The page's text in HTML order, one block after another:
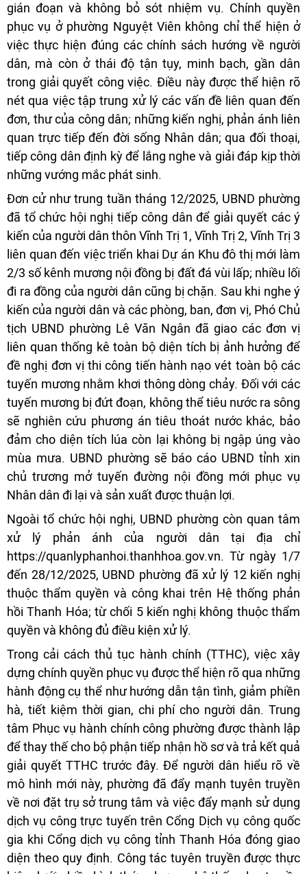
gián đoạn và không bỏ sót nhiệm vụ. Chính quyền
phục vụ ở phường Nguyệt Viên không chỉ thể hiện ở
việc thực hiện đúng các chính sách hướng về người
dân, mà còn ở thái độ tận tụy, minh bạch, gần dân
trong giải quyết công việc. Điều này được thể hiện rõ
nét qua việc tập trung xử lý các vấn đề liên quan đến
đơn, thư của công dân; những kiến nghị, phản ánh liên
quan trực tiếp đến đời sống Nhân dân; qua đối thoại,
tiếp công dân định kỳ để lắng nghe và giải đáp kịp thời
những vướng mắc phát sinh.
Đơn cử như trung tuần tháng 12/2025, UBND phường
đã tổ chức hội nghị tiếp công dân để giải quyết các ý
kiến của người dân thôn Vĩnh Trị 1, Vĩnh Trị 2, Vĩnh Trị 3
liên quan đến việc triển khai Dự án Khu đô thị mới làm
2/3 số kênh mương nội đồng bị đất đá vùi lấp; nhiều lối
đi ra đồng của người dân cũng bị chặn. Sau khi nghe ý
kiến của người dân và các phòng, ban, đơn vị, Phó Chủ
tịch UBND phường Lê Văn Ngân đã giao các đơn vị
liên quan thống kê toàn bộ diện tích bị ảnh hưởng để
đề nghị đơn vị thi công tiến hành nạo vét toàn bộ các
tuyến mương nhằm khơi thông dòng chảy. Đối với các
tuyến mương bị đứt đoạn, không thể tiêu nước ra sông
sẽ nghiên cứu phương án tiêu thoát nước khác, bảo
đảm cho diện tích lúa còn lại không bị ngập úng vào
mùa mưa. UBND phường sẽ báo cáo UBND tỉnh xin
chủ trương mở tuyến đường nội đồng mới phục vụ
Nhân dân đi lại và sản xuất được thuận lợi.
Ngoài tổ chức hội nghị, UBND phường còn quan tâm
xử lý phản ánh của người dân tại địa chỉ
https://quanlyphanhoi.thanhhoa.gov.vn. Từ ngày 1/7
đến 28/12/2025, UBND phường đã xử lý 12 kiến nghị
thuộc thẩm quyền và công khai trên Hệ thống phản
hồi Thanh Hóa; từ chối 5 kiến nghị không thuộc thẩm
quyền và không đủ điều kiện xử lý.
Trong cải cách thủ tục hành chính (TTHC), việc xây
dựng chính quyền phục vụ được thể hiện rõ qua những
hành động cụ thể như hướng dẫn tận tình, giảm phiền
hà, tiết kiệm thời gian, chi phí cho người dân. Trung
tâm Phục vụ hành chính công phường được thành lập
để thay thế cho bộ phận tiếp nhận hồ sơ và trả kết quả
giải quyết TTHC trước đây. Để người dân hiểu rõ về
mô hình mới này, phường đã đẩy mạnh tuyên truyền
về nơi đặt trụ sở trung tâm và việc đẩy mạnh sử dụng
dịch vụ công trực tuyến trên Cổng Dịch vụ công quốc
gia khi Cổng dịch vụ công tỉnh Thanh Hóa đóng giao
diện theo quy định. Công tác tuyên truyền được thực